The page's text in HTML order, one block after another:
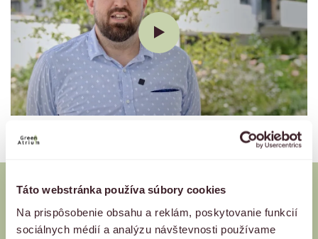
Táto webstránka používa súbory cookies
Na prispôsobenie obsahu a reklám, poskytovanie funkcií
sociálnych médií a analýzu návštevnosti používame
Autori projektu